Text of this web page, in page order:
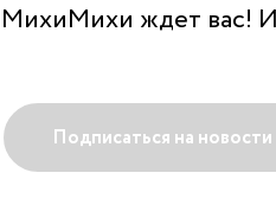
МихиМихи ждет вас!
Подписаться на новости